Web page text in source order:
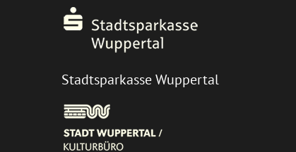
Stadtsparkasse Wuppertal